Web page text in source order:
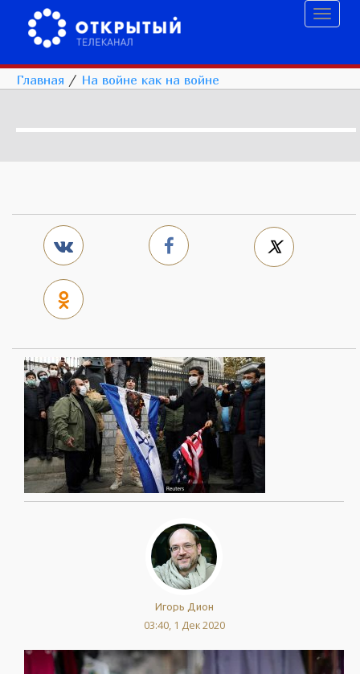
Главная / На войне как на войне
Игорь Дион
03:40, 1 Дек 2020